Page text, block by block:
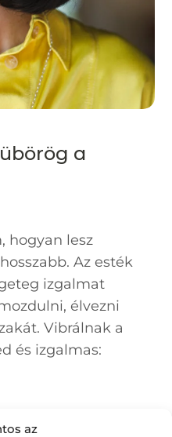
az
a
hogyan lesz
Az esték
izgalmat
élvezni
Vibrálnak a
és izgalmas: